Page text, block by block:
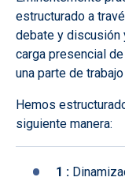
estructurado a
debate y discusión
carga presencial
una parte de
Hemos
siguiente manera:
1 :